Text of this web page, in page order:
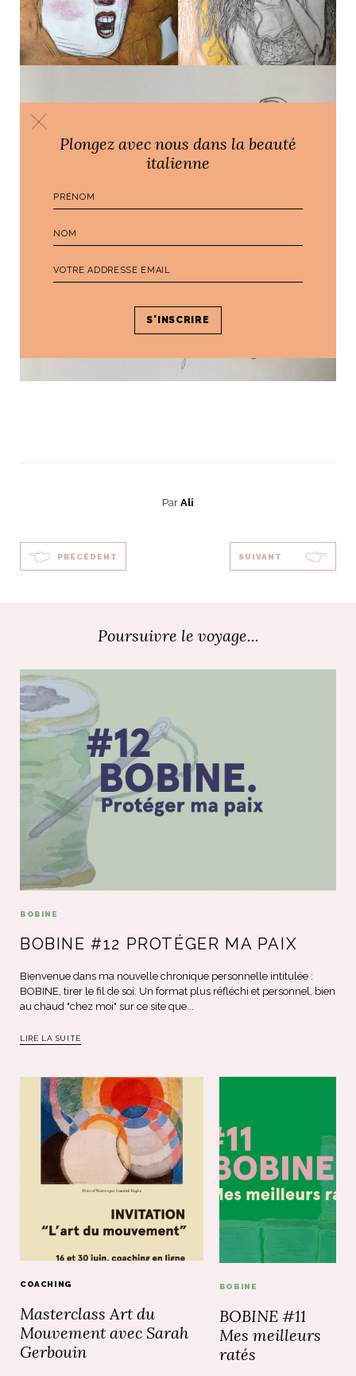
Par Ali
PRÉCÉDENT SUIVANT
Poursuivre le voyage...
BOBINE
BOBINE #12 PROTÉGER MA PAIX
Bienvenue dans ma nouvelle chronique personnelle intitulée :
BOBINE, tirer le fil de soi. Un format plus réfléchi et personnel, bien
au chaud "chez moi" sur ce site que...
LIRE LA SUITE
COACHING
Masterclass Art du
Mouvement avec Sarah
Gerbouin
BOBINE
BOBINE #11
Mes meilleurs
ratés
Plongez avec nous dans la beauté
italienne